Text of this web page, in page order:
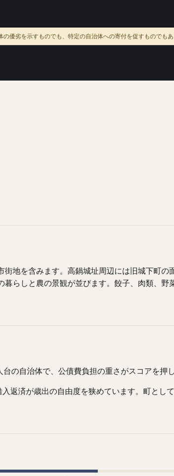
優劣を示すものでも、特定の自治体への寄付を促すものでもあ
地を含みます。高鍋城址周辺には旧城下町
らしと農の景観が並びます。餃子、肉類、
の自治体で、公債費負担の重さがスコアを押し
返済が歳出の自由度を狭めています。町とし